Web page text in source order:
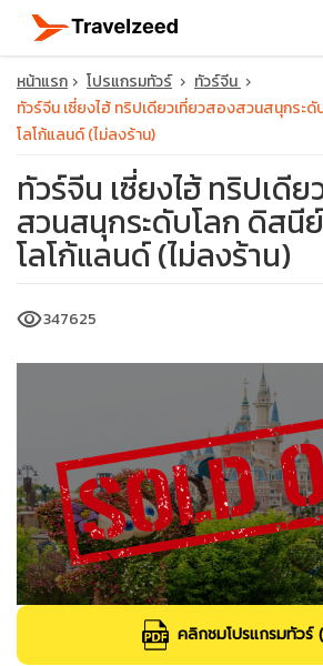
travel_explore
calendar_month
หน้าแรก โปรแกรมทัวร์
ทัวร์จีน
ทัวร์จีน เซี่ยงไฮ้ ทริปเดียวเที่ยวสองสวนสนุกระ
โลโก้แลนด์ (ไม่ลงร้าน)
ทัวร์จีน เซี่ยงไฮ้ ทริปเดี
สวนสนุกระดับโลก ดิสนี
โลโก้แลนด์ (ไม่ลงร้าน)
visibility347625
คลิกชมโปรแกรมทัวร์